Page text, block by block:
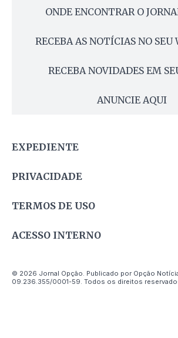
ONDE ENCONTRAR O
RECEBA AS NOTÍCIAS NO SEU
RECEBA NOVIDADES EM
ANUNCIE AQUI
EXPEDIENTE
PRIVACIDADE
TERMOS DE USO
ACESSO INTERNO
© 2026 Jornal Opção. Publicado por Opção
09.236.355/0001-59. Todos os direitos